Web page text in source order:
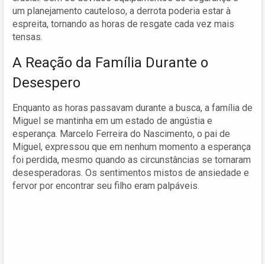
um planejamento cauteloso, a derrota poderia estar à
espreita, tornando as horas de resgate cada vez mais
tensas.
A Reação da Família Durante o
Desespero
Enquanto as horas passavam durante a busca, a família de
Miguel se mantinha em um estado de angústia e
esperança. Marcelo Ferreira do Nascimento, o pai de
Miguel, expressou que em nenhum momento a esperança
foi perdida, mesmo quando as circunstâncias se tornaram
desesperadoras. Os sentimentos mistos de ansiedade e
fervor por encontrar seu filho eram palpáveis.